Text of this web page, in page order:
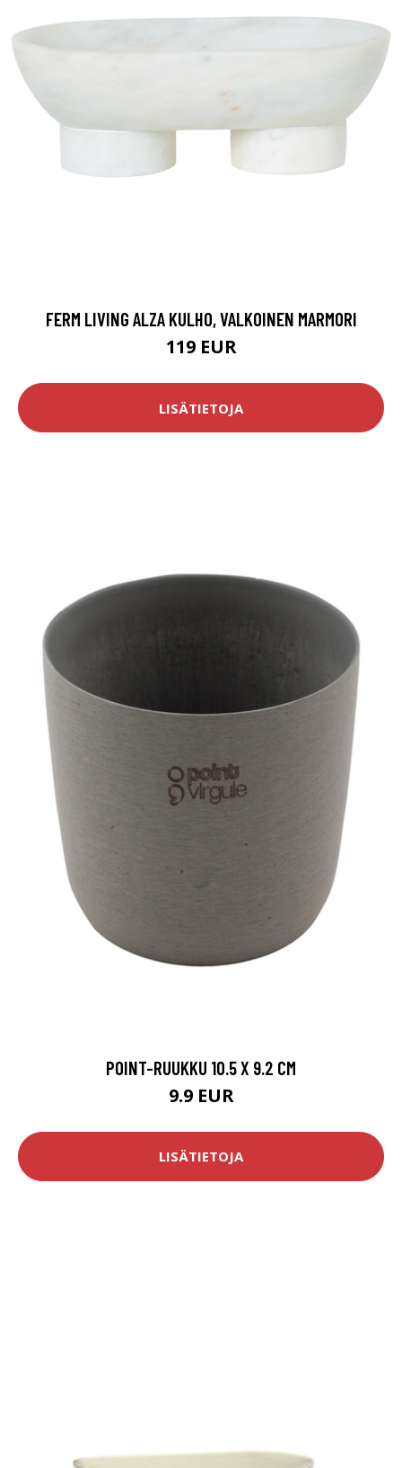
FERM LIVING ALZA KULHO, VALKOINEN MARMORI
119 EUR
LISÄTIETOJA
POINT-RUUKKU 10.5 X 9.2 CM
9.9 EUR
LISÄTIETOJA